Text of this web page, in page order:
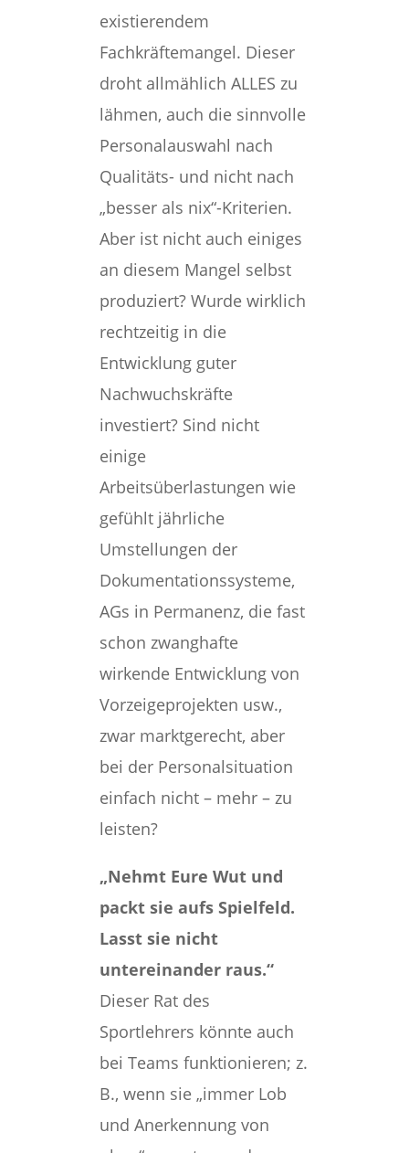
existierendem
Fachkräftemangel. Dieser
droht allmählich ALLES zu
lähmen, auch die sinnvolle
Personalauswahl nach
Qualitäts- und nicht nach
„besser als nix“-Kriterien.
Aber ist nicht auch einiges
an diesem Mangel selbst
produziert? Wurde wirklich
rechtzeitig in die
Entwicklung guter
Nachwuchskräfte
investiert? Sind nicht
einige
Arbeitsüberlastungen wie
gefühlt jährliche
Umstellungen der
Dokumentationssysteme,
AGs in Permanenz, die fast
schon zwanghafte
wirkende Entwicklung von
Vorzeigeprojekten usw.,
zwar marktgerecht, aber
bei der Personalsituation
einfach nicht – mehr – zu
leisten?
„Nehmt Eure Wut und
packt sie aufs Spielfeld.
Lasst sie nicht
untereinander raus.“
Dieser Rat des
Sportlehrers könnte auch
bei Teams funktionieren; z.
B., wenn sie „immer Lob
und Anerkennung von